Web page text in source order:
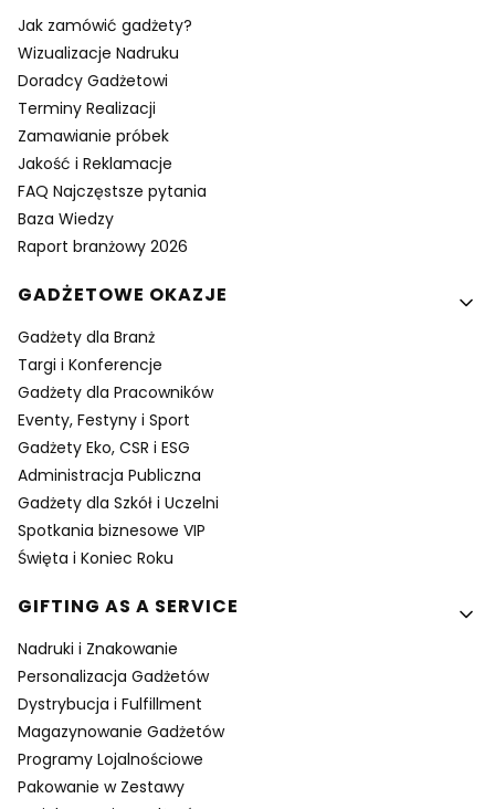
Jak zamówić gadżety?
Wizualizacje Nadruku
Doradcy Gadżetowi
Terminy Realizacji
Zamawianie próbek
Jakość i Reklamacje
FAQ Najczęstsze pytania
Baza Wiedzy
Raport branżowy 2026
GADŻETOWE OKAZJE
Gadżety dla Branż
Targi i Konferencje
Gadżety dla Pracowników
Eventy, Festyny i Sport
Gadżety Eko, CSR i ESG
Administracja Publiczna
Gadżety dla Szkół i Uczelni
Spotkania biznesowe VIP
Święta i Koniec Roku
GIFTING AS A SERVICE
Nadruki i Znakowanie
Personalizacja Gadżetów
Dystrybucja i Fulfillment
Magazynowanie Gadżetów
Programy Lojalnościowe
Pakowanie w Zestawy